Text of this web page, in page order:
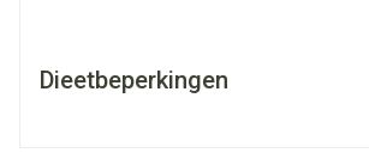
Dieetbeperkingen